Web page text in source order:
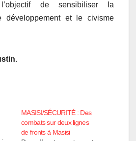
de sensibiliser la
développement et le civisme
MASISI/SÉCURITÉ : Des
combats sur deux lignes
de fronts à Masisi